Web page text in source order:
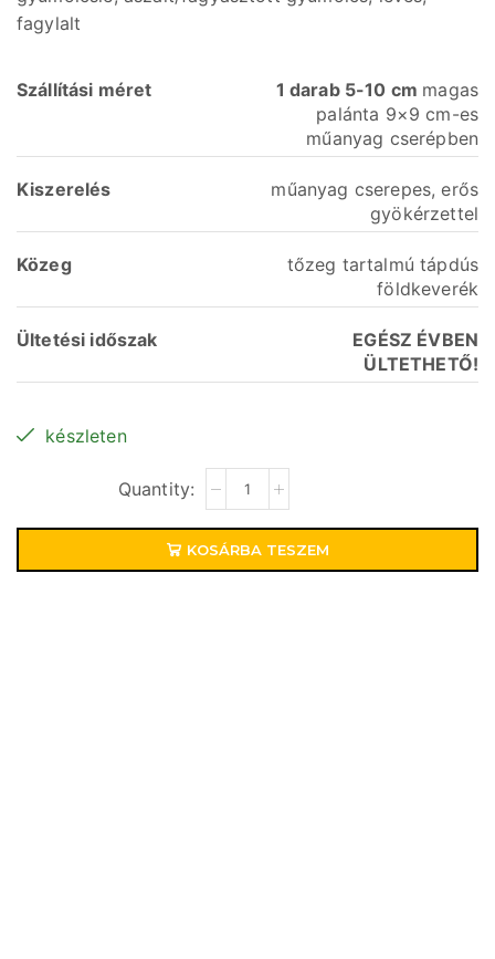
fagylalt
Szállítási méret 1 darab 5-10 cm magas
palánta 9×9 cm-es
műanyag cserépben
Kiszerelés
műanyag cserepes, erős
gyökérzettel
Közeg
tőzeg tartalmú tápdús
földkeverék
Ültetési időszak
EGÉSZ ÉVBEN
ÜLTETHETŐ!
készleten
KOSÁRBA TESZEM